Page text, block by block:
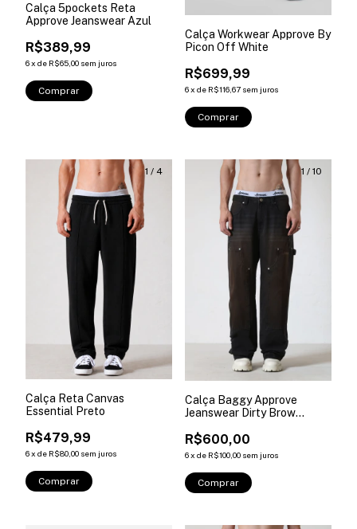
Calça 5pockets Reta
Approve Jeanswear Azul
R$389,99
6x de R$65,00 sem juros
Comprar
Calça Workwear Approve By
Picon Off White
R$699,99
6x de R$116,67 sem juros
Comprar
1 / 4
Calça Reta Canvas
Essential Preto
R$479,99
6x de R$80,00 sem juros
Comprar
1 / 10
Calça Baggy Approve
Jeanswear Dirty Brow
R$600,00
6x de R$100,00 sem juros
Comprar